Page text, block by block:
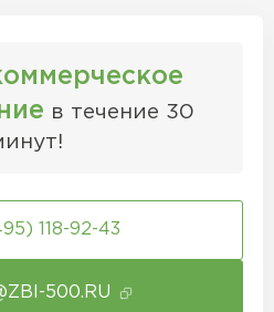
в течение 30
118-92-43
500.RU